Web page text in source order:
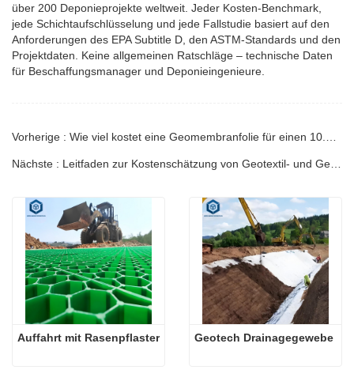
über 200 Deponieprojekte weltweit. Jeder Kosten-Benchmark,
jede Schichtaufschlüsselung und jede Fallstudie basiert auf den
Anforderungen des EPA Subtitle D, den ASTM-Standards und den
Projektdaten. Keine allgemeinen Ratschläge – technische Daten
für Beschaffungsmanager und Deponieingenieure.
Auffahrt mit Rasenpflaster Geotech Drainagegewebe